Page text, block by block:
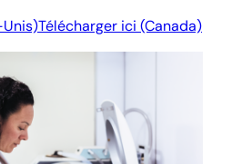
Télécharger ici (Canada)